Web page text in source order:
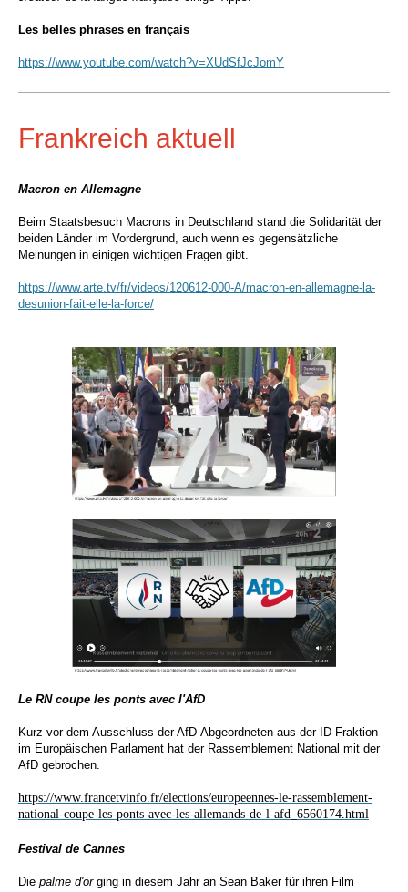
Les belles phrases en français
https://www.youtube.com/watch?v=XUdSfJcJomY
Frankreich aktuell
Macron en Allemagne
Beim Staatsbesuch Macrons in Deutschland stand die Solidarität der
beiden Länder im Vordergrund, auch wenn es gegensätzliche
Meinungen in einigen wichtigen Fragen gibt.
https://www.arte.tv/fr/videos/120612-000-A/macron-en-allemagne-la-
desunion-fait-elle-la-force/
Le RN coupe les ponts avec l'AfD
Kurz vor dem Ausschluss der AfD-Abgeordneten aus der ID-Fraktion
im Europäischen Parlament hat der Rassemblement National mit der
AfD gebrochen.
https://www.francetvinfo.fr/elections/europeennes-le-rassemblement-
national-coupe-les-ponts-avec-les-allemands-de-l-afd_6560174.html
Festival de Cannes
Die palme d'orging in diesem Jahr an Sean Baker für ihren Film